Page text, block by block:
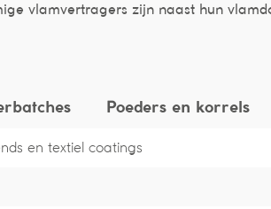
vlamvertragers zijn naast hun
Poeders en korrels
en textiel coatings